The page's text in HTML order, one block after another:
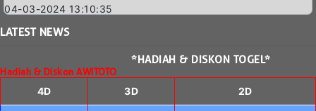
04-03-2024 13:10:35
LATESTNEWS
*HADIAH & DISKON TOGEL*
Hadiah & Diskon AWITOTO
4D 3D 2D